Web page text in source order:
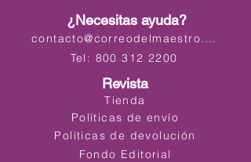
¿Necesitas ayuda?
contacto@correodelmaestro.com
Tel: 800 312 2200
Revista
Tienda
Políticas de envío
Políticas de devolución
Fondo Editorial